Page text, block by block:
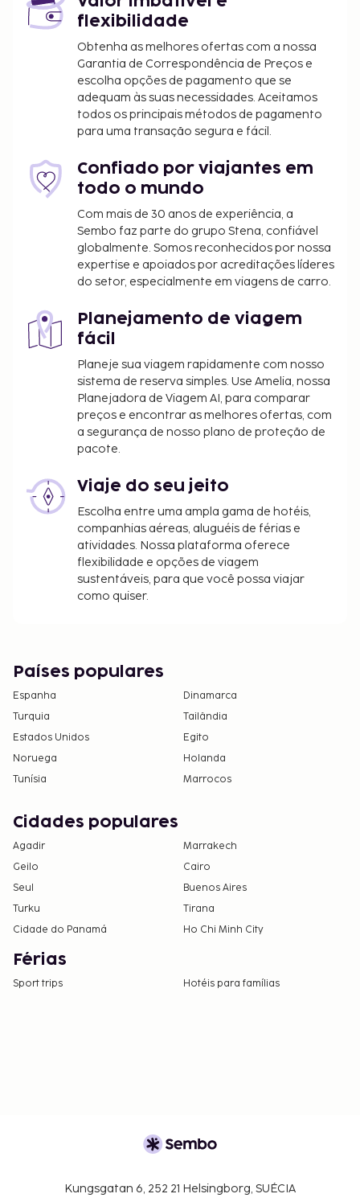
Metropolitan) - 126,6 km/78,6 mi
Aeroporto Internacional de Denver (DEN) - 153,4
km/95,3 mi
Uma lavandaria e elevador estão entre o leque de
comodidades oferecidas por Este complexo de
apartamentos. Há estacionamento grátis no local.
O alojamento irá solicitar-lhe o pagamento dos
aplicáveis:
As taxas de limpeza variam consoante a
duração da estadia e a unidade
Incluímos todas as taxas que o alojamento nos
comunicou.
quarto dos pais ou tutor, utilizando a(s) cama(s)
existentes.
numerário em todas as transações.
flexibilidade
Obtenha as melhores ofertas com a nossa
Garantia de Correspondência de Preços e
escolha opções de pagamento que se
adequam às suas necessidades. Aceitamos
todos os principais métodos de pagamento
para uma transação segura e fácil.
Confiado por viajantes em
todo o mundo
Com mais de 30 anos de experiência, a
Sembo faz parte do grupo Stena, confiável
globalmente. Somos reconhecidos por nossa
expertise e apoiados por acreditações líderes
do setor, especialmente em viagens de carro.
Planejamento de viagem
fácil
Planeje sua viagem rapidamente com nosso
sistema de reserva simples. Use Amelia, nossa
Planejadora de Viagem AI, para comparar
preços e encontrar as melhores ofertas, com
a segurança de nosso plano de proteção de
pacote.
Viaje do seu jeito
Escolha entre uma ampla gama de hotéis,
companhias aéreas, aluguéis de férias e
atividades. Nossa plataforma oferece
flexibilidade e opções de viagem
sustentáveis, para que você possa viajar
como quiser.
Países populares
Espanha
Dinamarca
Turquia
Tailândia
Estados Unidos
Egito
Noruega
Holanda
Tunísia
Marrocos
Cidades populares
Agadir
Marrakech
Geilo
Cairo
Seul
Buenos Aires
Turku
Tirana
Cidade do Panamá
Ho Chi Minh City
Férias
Sport trips Hotéis para famílias
Kungsgatan 6, 252 21 Helsingborg, SUÉCIA